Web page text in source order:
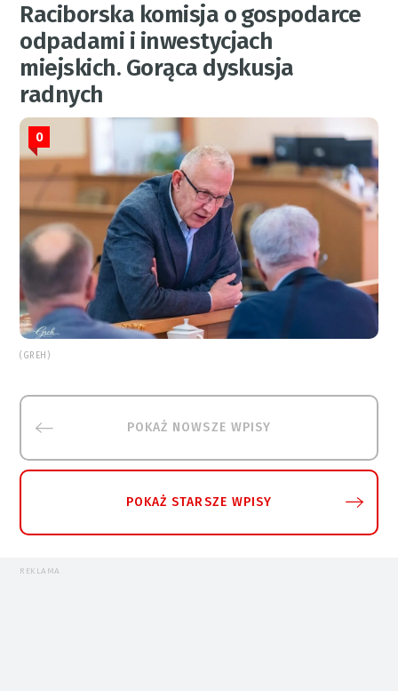
Raciborska komisja o gospodarce
odpadami i inwestycjach
miejskich. Gorąca dyskusja
radnych
0
(GREH)
POKAŻ NOWSZE WPISY
POKAŻ STARSZE WPISY
REKLAMA